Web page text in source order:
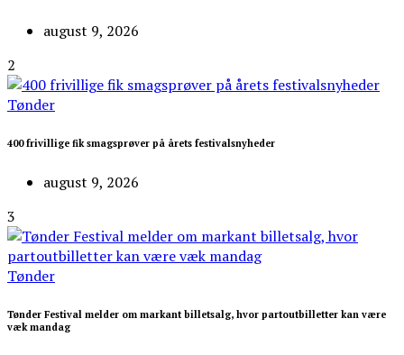
august 9, 2026
2
Tønder
400 frivillige fik smagsprøver på årets festivalsnyheder
august 9, 2026
3
Tønder
Tønder Festival melder om markant billetsalg, hvor partoutbilletter kan være
væk mandag